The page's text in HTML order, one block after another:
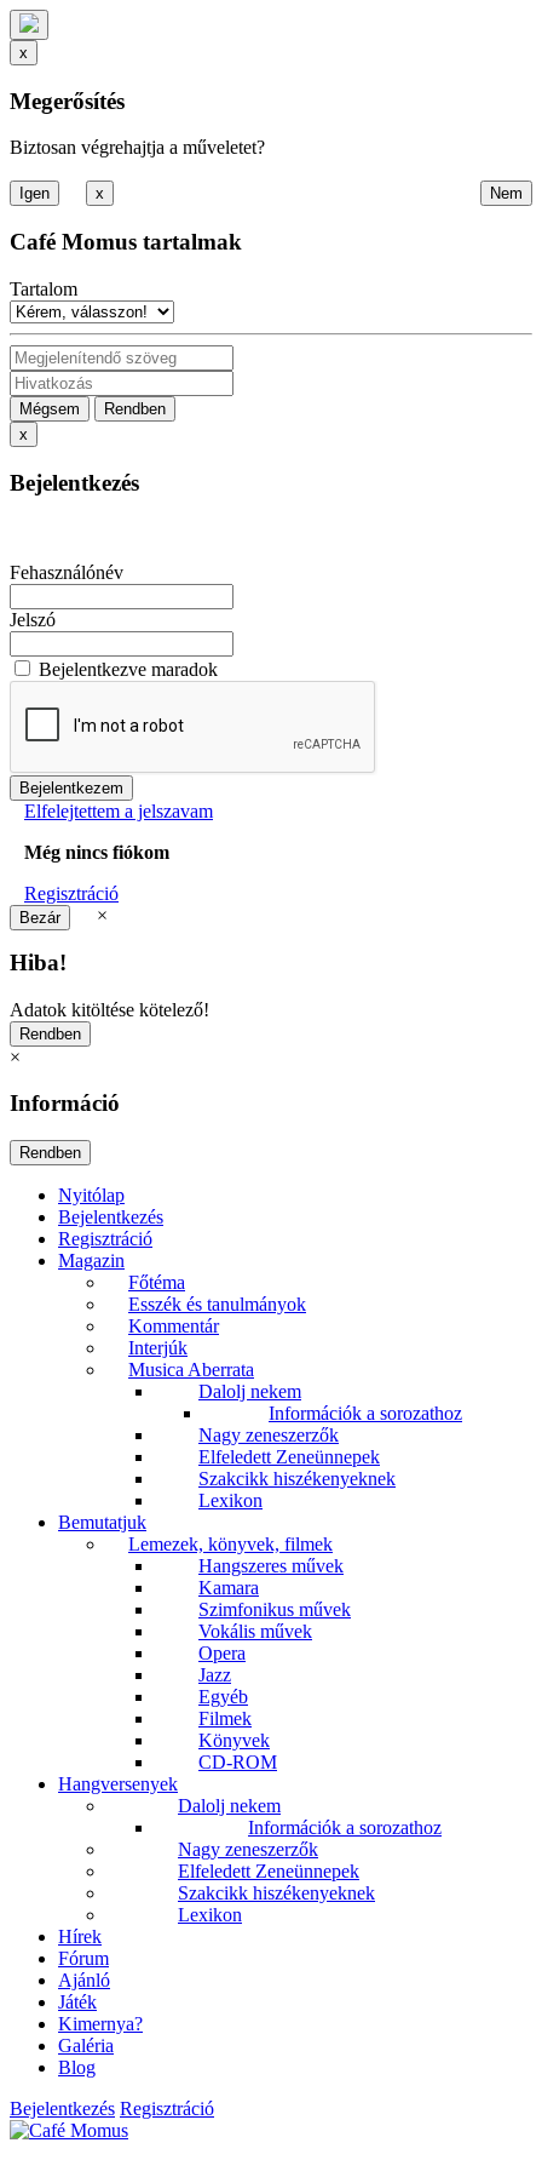
x
Megerősítés
Biztosan végrehajtja a műveletet?
x
Café Momus tartalmak
Tartalom
Mégsem
Rendben
x
Bejelentkezés
Fehasználónév
Jelszó
Bejelentkezve maradok
Elfelejtettem a jelszavam
Még nincs fiókom
Regisztráció
×
Hiba!
Adatok kitöltése kötelező!
×
Információ
Nyitólap
Bejelentkezés
Regisztráció
Magazin
Főtéma
Esszék és tanulmányok
Kommentár
Interjúk
Musica Aberrata
Dalolj nekem
Információk a sorozathoz
Nagy zeneszerzők
Elfeledett Zeneünnepek
Szakcikk hiszékenyeknek
Lexikon
Bemutatjuk
Lemezek, könyvek, filmek
Hangszeres művek
Kamara
Szimfonikus művek
Vokális művek
Opera
Jazz
Egyéb
Filmek
Könyvek
CD-ROM
Hangversenyek
Dalolj nekem
Információk a sorozathoz
Nagy zeneszerzők
Elfeledett Zeneünnepek
Szakcikk hiszékenyeknek
Lexikon
Hírek
Fórum
Ajánló
Játék
Kimernya?
Galéria
Blog
Bejelentkezés Regisztráció